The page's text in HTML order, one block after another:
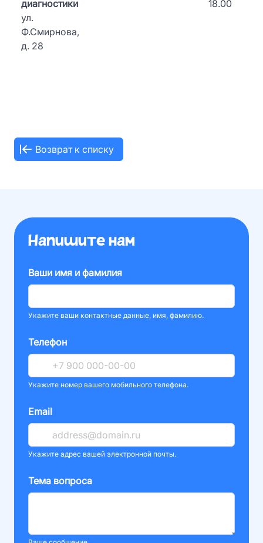
диагностики
ул.
Ф.Смирнова,
д. 28
18.00
Возврат к списку
Напишите нам
Ваши имя и фамилия
Укажите ваши контактные данные, имя, фамилию.
Телефон
Укажите номер вашего мобильного телефона.
Email
Укажите адрес вашей электронной почты.
Тема вопроса